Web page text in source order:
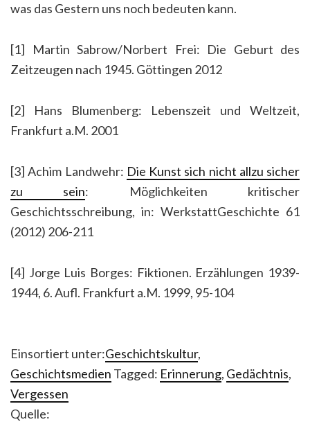
was das Gestern uns noch bedeuten kann.
[1] Martin Sabrow/Norbert Frei: Die Geburt des
Zeitzeugen nach 1945. Göttingen 2012
[2] Hans Blumenberg: Lebenszeit und Weltzeit,
Frankfurt a.M. 2001
[3] Achim Landwehr: Die Kunst sich nicht allzu sicher
zu sein: Möglichkeiten kritischer
Geschichtsschreibung, in: WerkstattGeschichte 61
(2012) 206-211
[4] Jorge Luis Borges: Fiktionen. Erzählungen 1939-
1944, 6. Aufl. Frankfurt a.M. 1999, 95-104
Einsortiert unter:Geschichtskultur,
Geschichtsmedien Tagged: Erinnerung, Gedächtnis,
Vergessen
Quelle: